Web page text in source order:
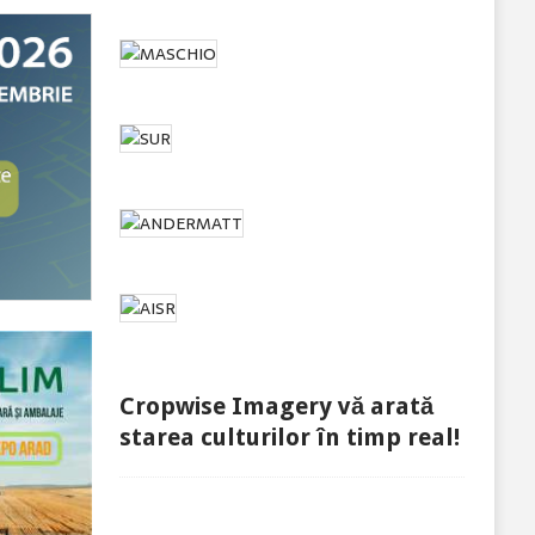
Cropwise Imagery vă arată
starea culturilor în timp real!